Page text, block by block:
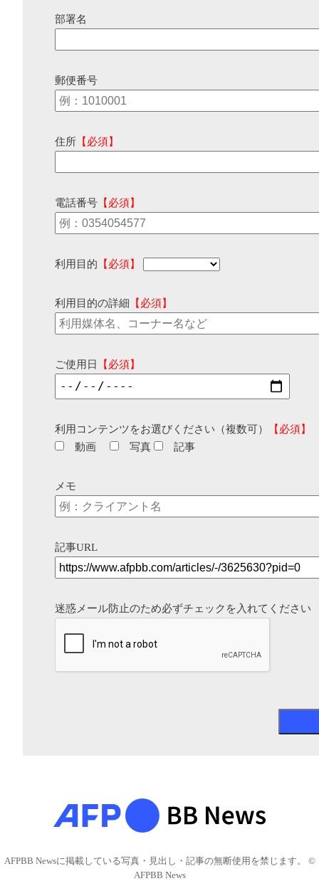
部署名
郵便番号
住所 【必須】
電話番号 【必須】
利用目的 【必須】
利用目的の詳細 【必須】
ご使用日 【必須】
利用コンテンツをお選びください（複数可）
【必須】
動画
写真 記事
メモ
記事URL
迷惑メール防止のため必ずチェックを入れてください
AFPBB Newsに掲載している写真・見出し・記事の無断使用を禁じます。 ©
AFPBB News